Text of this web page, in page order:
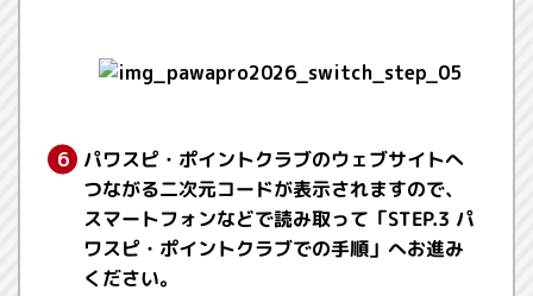
パワスピ・ポイントクラブのウェブサイトへ
つながる二次元コードが表示されますので、
スマートフォンなどで読み取って「STEP.3 パ
ワスピ・ポイントクラブでの手順」へお進み
ください。